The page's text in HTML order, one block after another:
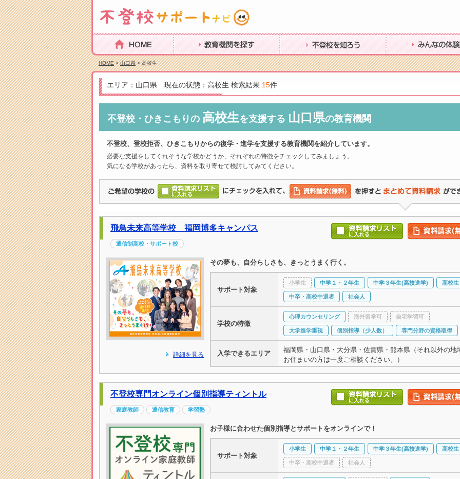
HOME 教育機関を探す 不登校を知ろう みんなの体験談
HOME>山口県> 高校生
エリア：山口県 現在の状態：高校生 検索結果 15件
不登校・ひきこもりの 高校生を支援する 山口県の教育機関
不登校、登校拒否、ひきこもりからの復学・進学を支援する教育機関を紹介しています。
必要な支援をしてくれそうな学校かどうか、それぞれの特徴をチェックしてみましょう。
気になる学校があったら、資料を取り寄せて検討してみてください。
飛鳥未来高等学校 福岡博多キャンパス
通信制高校・サポート校
詳細を見る
その夢も、自分らしさも、きっとうまく行く。
サポート対象
小学生 中学１・２年生 中学３年生(高校進学) 高校生
中卒・高校中退者 社会人
学校の特徴
心理カウンセリング 海外留学可 自宅学習可
大学進学重視 個別指導（少人数） 専門分野の資格取得
入学できるエリア
福岡県・山口県・大分県・佐賀県・熊本県（それ以外の地
お住まいの方は一度ご相談ください。）
不登校専門オンライン個別指導ティントル
家庭教師 通信教育 学習塾
お子様に合わせた個別指導とサポートをオンラインで！
サポート対象
小学生 中学１・２年生 中学３年生(高校進学) 高校生
中卒・高校中退者 社会人